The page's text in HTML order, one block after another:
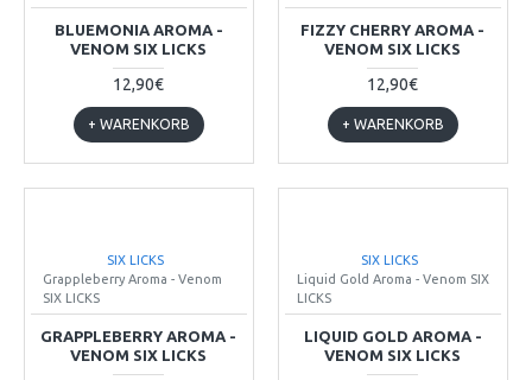
BLUEMONIA AROMA -
VENOM SIX LICKS
12,90€
+ WARENKORB
FIZZY CHERRY AROMA -
VENOM SIX LICKS
12,90€
+ WARENKORB
SIX LICKS
Grappleberry Aroma - Venom
SIX LICKS
GRAPPLEBERRY AROMA -
VENOM SIX LICKS
SIX LICKS
Liquid Gold Aroma - Venom SIX
LICKS
LIQUID GOLD AROMA -
VENOM SIX LICKS